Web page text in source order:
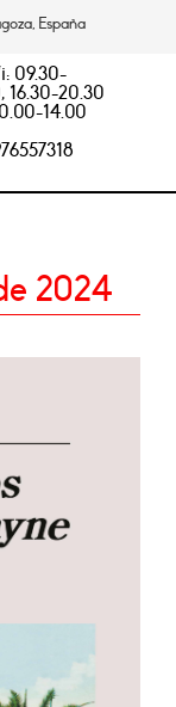
España
09.30-
16.30-20.30
14.00
2024